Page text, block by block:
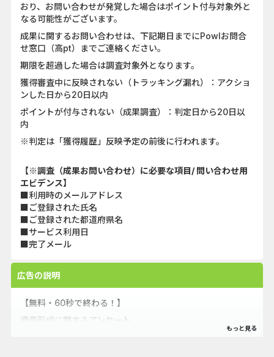
おり、お問い合わせが発覚した場合はポイント付与対象外と
なる可能性がございます。
成果に関するお問い合わせは、下記期日までにPowlお問合
せ窓口（高pt）までご連絡ください。
期限を超過した場合は調査対象外となります。
獲得審査中に反映されない（トラッキング漏れ）：アクショ
ンした日から20日以内
ポイントが付与されない（成果調査）：判定日から20日以
内
※判定は「獲得履歴」反映予定の前後に行われます。
【※調査（成果お問い合わせ）に必要な項目/ 問い合わせ用
エビデンス】
■利用時のメールアドレス
■ご登録された氏名
■ご登録された都道府県名
■サービス利用日
■完了メール
広告の説明
【無料・60秒で終わる！】
資産形成に関するアンケート